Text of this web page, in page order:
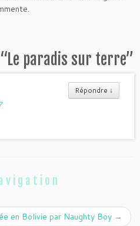
Le paradis sur terre”
Répondre ↓
en Bolivie par Naughty Boy →